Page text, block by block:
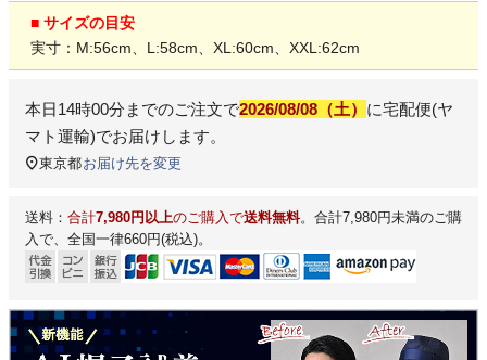
■ サイズの目安
実寸：M:56cm、L:58cm、XL:60cm、XXL:62cm
本日14時00分 までのご注文で2026/08/08（土） に宅配便(ヤ
マト運輸)でお届けします。
東京都お届け先を変更
送料： 合計7,980円以上のご購入で送料無料。合計7,980円未満のご購
入で、全国一律660円(税込)。